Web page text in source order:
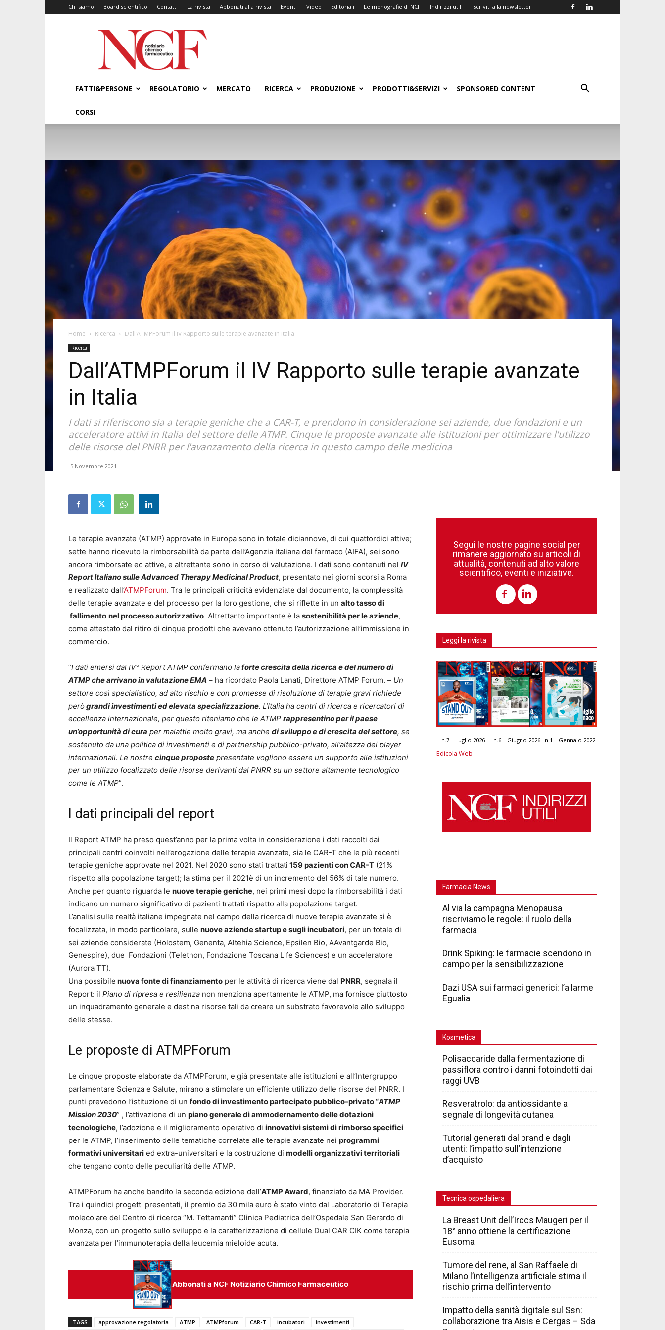
Chi siamo Board scientifico Contatti La rivista Abbonati alla rivista Eventi Video Editoriali Le monografie di NCF Indirizzi utili Iscriviti alla newsletter
NCF
–
Notiziario
Chimico
FATTI&PERSONE
REGOLATORIO MERCATO RICERCA PRODUZIONE PRODOTTI&SERVIZI SPONSORED CONTENT
CORSI
Home Ricerca Dall’ATMPForum il IV Rapporto sulle terapie avanzate in Italia
Ricerca
Dall’ATMPForum il IV Rapporto sulle terapie avanzate
in Italia
I dati si riferiscono sia a terapie geniche che a CAR-T, e prendono in considerazione sei aziende, due fondazioni e un
acceleratore attivi in Italia del settore delle ATMP. Cinque le proposte avanzate alle istituzioni per ottimizzare l'utilizzo
delle risorse del PNRR per l'avanzamento della ricerca in questo campo delle medicina
5 Novembre 2021
Le terapie avanzate (ATMP) approvate in Europa sono in totale diciannove, di cui quattordici attive;
sette hanno ricevuto la rimborsabilità da parte dell’Agenzia italiana del farmaco (AIFA), sei sono
ancora rimborsate ed attive, e altrettante sono in corso di valutazione. I dati sono contenuti nel IV
Report Italiano sulle Advanced Therapy Medicinal Product, presentato nei giorni scorsi a Roma
e realizzato dall’ATMPForum. Tra le principali criticità evidenziate dal documento, la complessità
delle terapie avanzate e del processo per la loro gestione, che si riflette in un alto tasso di
fallimento nel processo autorizzativo. Altrettanto importante è la sostenibilità per le aziende,
come attestato dal ritiro di cinque prodotti che avevano ottenuto l’autorizzazione all’immissione in
commercio.
“I dati emersi dal IV° Report ATMP confermano laforte crescita della ricerca e del numero di
ATMP che arrivano in valutazione EMA – ha ricordato Paola Lanati, Direttore ATMP Forum. – Un
settore così specialistico, ad alto rischio e con promesse di risoluzione di terapie gravi richiede
perògrandi investimenti ed elevata specializzazione. L’Italia ha centri di ricerca e ricercatori di
eccellenza internazionale, per questo riteniamo che le ATMP rappresentino per il paese
un’opportunità di cura per malattie molto gravi, ma anche di sviluppo e di crescita del settore, se
sostenuto da una politica di investimenti e di partnership pubblico-privato, all’altezza dei player
internazionali. Le nostre cinque proposte presentate vogliono essere un supporto alle istituzioni
per un utilizzo focalizzato delle risorse derivanti dal PNRR su un settore altamente tecnologico
come le ATMP”.
I dati principali del report
Il Report ATMP ha preso quest’anno per la prima volta in considerazione i dati raccolti dai
principali centri coinvolti nell’erogazione delle terapie avanzate, sia le CAR-T che le più recenti
terapie geniche approvate nel 2021. Nel 2020 sono stati trattati 159 pazienti con CAR-T (21%
rispetto alla popolazione target); la stima per il 2021è di un incremento del 56% di tale numero.
Anche per quanto riguarda le nuove terapie geniche, nei primi mesi dopo la rimborsabilità i dati
indicano un numero significativo di pazienti trattati rispetto alla popolazione target.
L’analisi sulle realtà italiane impegnate nel campo della ricerca di nuove terapie avanzate si è
focalizzata, in modo particolare, sulle nuove aziende startup e sugli incubatori, per un totale di
sei aziende considerate (Holostem, Genenta, Altehia Science, Epsilen Bio, AAvantgarde Bio,
Genespire), due Fondazioni (Telethon, Fondazione Toscana Life Sciences) e un acceleratore
(Aurora TT).
Una possibile nuova fonte di finanziamento per le attività di ricerca viene dal PNRR, segnala il
Report: il Piano di ripresa e resilienza non menziona apertamente le ATMP, ma fornisce piuttosto
un inquadramento generale e destina risorse tali da creare un substrato favorevole allo sviluppo
delle stesse.
Le proposte di ATMPForum
Le cinque proposte elaborate da ATMPForum, e già presentate alle istituzioni e all’Intergruppo
parlamentare Scienza e Salute, mirano a stimolare un efficiente utilizzo delle risorse del PNRR. I
punti prevedono l’istituzione di un fondo di investimento partecipato pubblico-privato “ATMP
Mission 2030” , l’attivazione di un piano generale di ammodernamento delle dotazioni
tecnologiche, l’adozione e il miglioramento operativo di innovativi sistemi di rimborso specifici
per le ATMP, l’inserimento delle tematiche correlate alle terapie avanzate nei programmi
formativi universitari ed extra-universitari e la costruzione di modelli organizzativi territoriali
che tengano conto delle peculiarità delle ATMP.
ATMPForum ha anche bandito la seconda edizione dell’ATMP Award, finanziato da MA Provider.
Tra i quindici progetti presentati, il premio da 30 mila euro è stato vinto dal Laboratorio di Terapia
molecolare del Centro di ricerca “M. Tettamanti” Clinica Pediatrica dell’Ospedale San Gerardo di
Monza, con un progetto sullo sviluppo e la caratterizzazione di cellule Dual CAR CIK come terapia
avanzata per l’immunoterapia della leucemia mieloide acuta.
Abbonati a NCF Notiziario Chimico Farmaceutico
TAGS approvazione regolatoria ATMP ATMPforum CAR-T incubatori
investimenti
Segui le nostre pagine social per
rimanere aggiornato su articoli di
attualità, contenuti ad alto valore
scientifico, eventi e iniziative.
Leggi la rivista
n.7 – Luglio 2026 n.6 – Giugno 2026 n.1 – Gennaio 2022
Edicola Web
Farmacia News
Al via la campagna Menopausa
riscriviamo le regole: il ruolo della
farmacia
Drink Spiking: le farmacie scendono in
campo per la sensibilizzazione
Dazi USA sui farmaci generici: l’allarme
Egualia
Kosmetica
Polisaccaride dalla fermentazione di
passiflora contro i danni fotoindotti dai
raggi UVB
Resveratrolo: da antiossidante a
segnale di longevità cutanea
Tutorial generati dal brand e dagli
utenti: l’impatto sull’intenzione
d’acquisto
Tecnica ospedaliera
La Breast Unit dell’Irccs Maugeri per il
18° anno ottiene la certificazione
Eusoma
Tumore del rene, al San Raffaele di
Milano l’intelligenza artificiale stima il
rischio prima dell’intervento
Impatto della sanità digitale sul Ssn:
collaborazione tra Aisis e Cergas – Sda